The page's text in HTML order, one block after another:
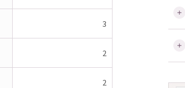
3
2
2